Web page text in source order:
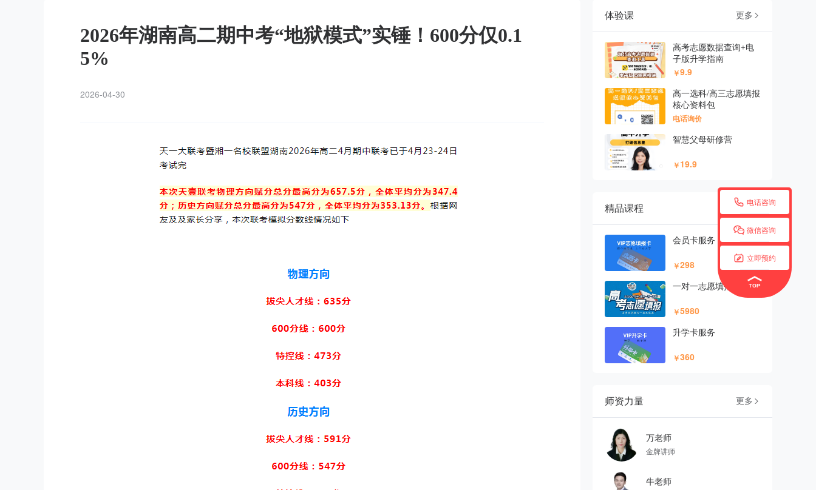
 电话咨询
 微信咨询
 立即预约
2026年湖南高二期中考“地狱模式”实锤！600分仅0.1
5%
2026-04-30
体验课 更多 
高考志愿数据查询+电
子版升学指南
￥9.9
高一选科/高三志愿填报
核心资料包
电话询价
智慧父母研修营
￥19.9
精品课程 更多
会员卡服务
￥298
一对一志愿填报
￥5980
升学卡服务
￥360
师资力量 更多 
万老师
金牌讲师
牛老师